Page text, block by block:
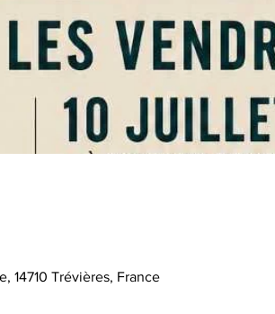
14710 Trévières, France